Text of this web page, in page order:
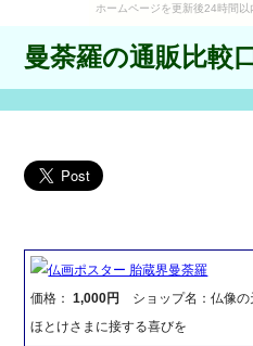
ホームページを更新後24時間以
曼荼羅の通販比較
仏画ポスター 胎蔵界曼荼羅
価格：1,000円
ショップ名：仏像
ほとけさまに接する喜びを